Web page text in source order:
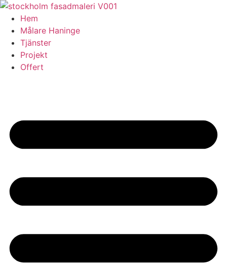
Skip
content
Hem
Målare Haninge
Tjänster
Projekt
Offert